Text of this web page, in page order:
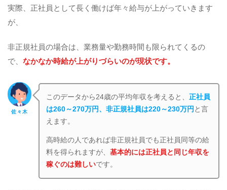
実際、正社員として長く働けば年々給与が上がっていきます
が、
非正規社員の場合は、業務量や勤務時間も限られてくるの
で、 なかなか時給が上がりづらいのが現状です。
佐々木
このデータから24歳の平均年収を考えると、正社員
は260～270万円、非正規社員は220～230万円 と言
えます。
高時給の人であれば非正規社員でも正社員同等の給
料を得られますが、基本的には正社員と同じ年収を
稼ぐのは難しいです。